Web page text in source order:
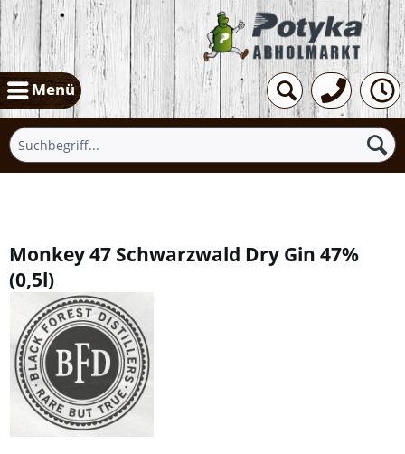
Menü
Monkey 47 Schwarzwald Dry Gin 47%
(0,5l)